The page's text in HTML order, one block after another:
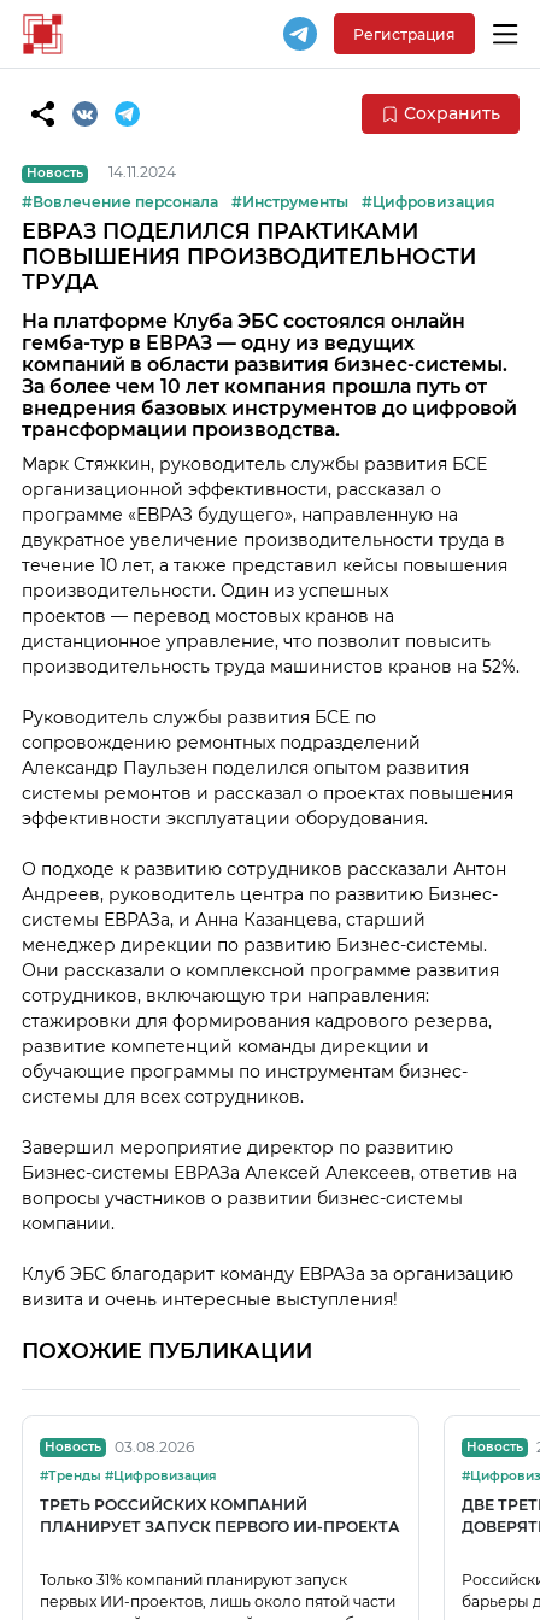
Регистрация
Сохранить
Новость
14.11.2024
#Вовлечение персонала
#Инструменты #Цифровизация
ЕВРАЗ ПОДЕЛИЛСЯ ПРАКТИКАМИ
ПОВЫШЕНИЯ ПРОИЗВОДИТЕЛЬНОСТИ
ТРУДА
На платформе Клуба ЭБС состоялся онлайн
гемба-тур в ЕВРАЗ — одну из ведущих
компаний в области развития бизнес-системы.
За более чем 10 лет компания прошла путь от
внедрения базовых инструментов до цифровой
трансформации производства.
Марк Стяжкин, руководитель службы развития БСЕ
организационной эффективности, рассказал о
программе «ЕВРАЗ будущего», направленную на
двукратное увеличение производительности труда в
течение 10 лет, а также представил кейсы повышения
производительности. Один из успешных
проектов — перевод мостовых кранов на
дистанционное управление, что позволит повысить
производительность труда машинистов кранов на 52%.
Руководитель службы развития БСЕ по
сопровождению ремонтных подразделений
Александр Паульзен поделился опытом развития
системы ремонтов и рассказал о проектах повышения
эффективности эксплуатации оборудования.
О подходе к развитию сотрудников рассказали Антон
Андреев, руководитель центра по развитию Бизнес-
системы ЕВРАЗа, и Анна Казанцева, старший
менеджер дирекции по развитию Бизнес-системы.
Они рассказали о комплексной программе развития
сотрудников, включающую три направления:
стажировки для формирования кадрового резерва,
развитие компетенций команды дирекции и
обучающие программы по инструментам бизнес-
системы для всех сотрудников.
Завершил мероприятие директор по развитию
Бизнес-системы ЕВРАЗа Алексей Алексеев, ответив на
вопросы участников о развитии бизнес-системы
компании.
Клуб ЭБС благодарит команду ЕВРАЗа за организацию
визита и очень интересные выступления!
ПОХОЖИЕ ПУБЛИКАЦИИ
Новость 03.08.2026
#Тренды #Цифровизация
ТРЕТЬ РОССИЙСКИХ КОМПАНИЙ
ПЛАНИРУЕТ ЗАПУСК ПЕРВОГО ИИ-ПРОЕКТА
Только 31% компаний планируют запуск
первых ИИ-проектов, лишь около пятой части
Новость
ДВЕ
барьеры